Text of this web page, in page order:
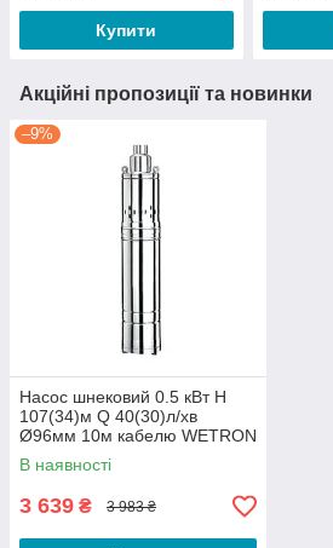
4SEm2/7 (777443)
Купити
(777072)
Акційні пропозиції та новинки
–9%
Насос шнековий 0.5 кВт H
107(34)м Q 40(30)л/хв
Ø96мм 10м кабелю WETRON
(4QGDMw1.8-50-0.5)
(778232)
В наявності
3 639 ₴ 3 983 ₴